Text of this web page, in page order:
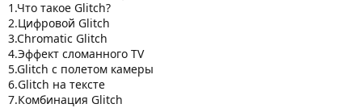
1.Что такое Glitch?
2.Цифровой Glitch
3.Chromatic Glitch
4.Эффект сломанного TV
5.Glitch с полетом камеры
6.Glitch на тексте
7.Комбинация Glitch